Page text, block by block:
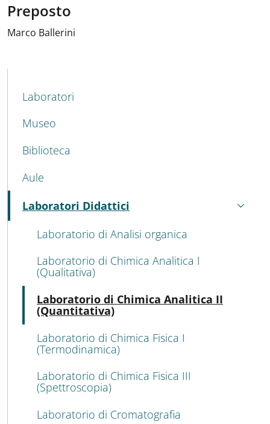
Preposto
Marco Ballerini
MENU CEV SECOND NAVIGATION
Laboratori
Museo
Biblioteca
Aule
Laboratori Didattici
Attivo
Laboratorio di Analisi organica
Laboratorio di Chimica Analitica I
(Qualitativa)
Laboratorio di Chimica Analitica II
(Quantitativa)
Laboratorio di Chimica Fisica I
(Termodinamica)
Laboratorio di Chimica Fisica III
(Spettroscopia)
Laboratorio di Cromatografia